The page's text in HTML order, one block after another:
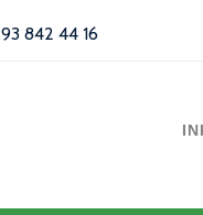
93 842 44 16